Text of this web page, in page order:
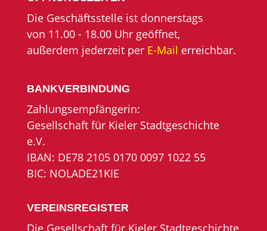
Die Geschäftsstelle ist donnerstags
von 11.00 - 18.00 Uhr geöffnet,
außerdem jederzeit per E-Mail erreichbar.
BANKVERBINDUNG
Zahlungsempfängerin:
Gesellschaft für Kieler Stadtgeschichte
e.V.
IBAN: DE78 2105 0170 0097 1022 55
BIC: NOLADE21KIE
VEREINSREGISTER